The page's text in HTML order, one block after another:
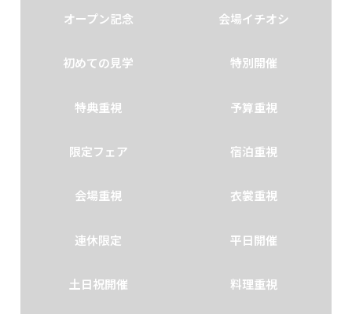
オープン記念 会場イチオシ
初めての見学 特別開催
特典重視 予算重視
限定フェア 宿泊重視
会場重視 衣裳重視
連休限定 平日開催
土日祝開催 料理重視